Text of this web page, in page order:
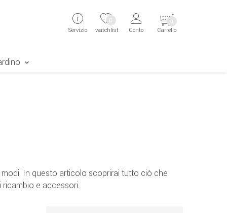
Servizio watchlist
0
Conto Carrello
0
In questo articolo scoprirai tutto ciò che
e accessori.